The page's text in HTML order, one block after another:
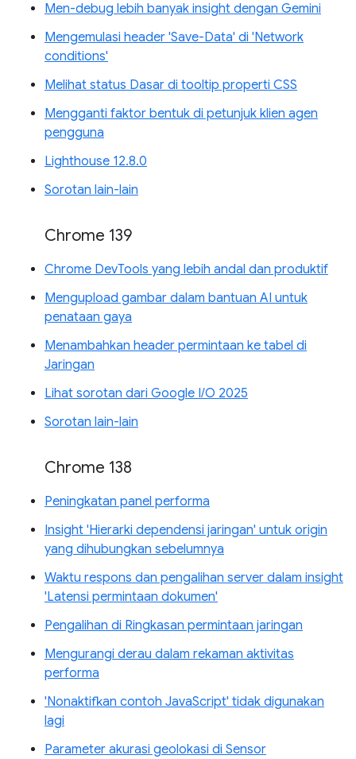
Men-debug lebih banyak insight dengan Gemini
Mengemulasi header 'Save-Data' di 'Network
conditions'
Melihat status Dasar di tooltip properti CSS
Mengganti faktor bentuk di petunjuk klien agen
pengguna
Lighthouse 12.8.0
Sorotan lain-lain
Chrome 139
Chrome DevTools yang lebih andal dan produktif
Mengupload gambar dalam bantuan AI untuk
penataan gaya
Menambahkan header permintaan ke tabel di
Jaringan
Lihat sorotan dari Google I/O 2025
Sorotan lain-lain
Chrome 138
Peningkatan panel performa
Insight 'Hierarki dependensi jaringan' untuk origin
yang dihubungkan sebelumnya
Waktu respons dan pengalihan server dalam insight
'Latensi permintaan dokumen'
Pengalihan di Ringkasan permintaan jaringan
Mengurangi derau dalam rekaman aktivitas
performa
'Nonaktifkan contoh JavaScript' tidak digunakan
lagi
Parameter akurasi geolokasi di Sensor